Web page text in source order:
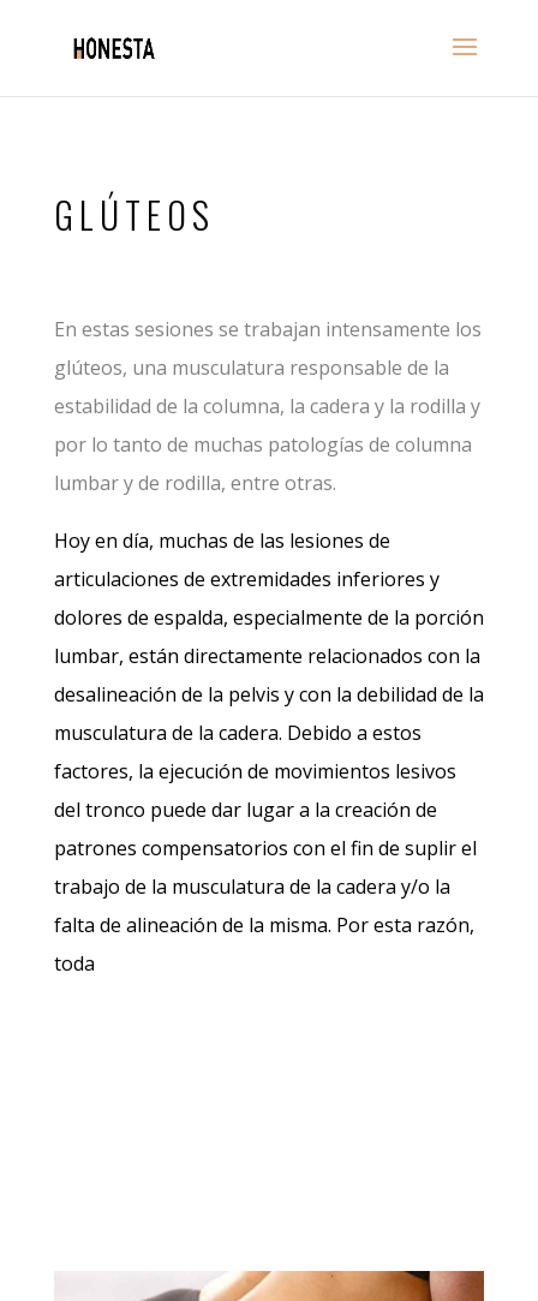
GLÚTEOS
En estas sesiones se trabajan intensamente los
glúteos, una musculatura responsable de la
estabilidad de la columna, la cadera y la rodilla y
por lo tanto de muchas patologías de columna
lumbar y de rodilla, entre otras.
Hoy en día, muchas de las lesiones de
articulaciones de extremidades inferiores y
dolores de espalda, especialmente de la porción
lumbar, están directamente relacionados con la
desalineación de la pelvis y con la debilidad de la
musculatura de la cadera. Debido a estos
factores, la ejecución de movimientos lesivos
del tronco puede dar lugar a la creación de
patrones compensatorios con el fin de suplir el
trabajo de la musculatura de la cadera y/o la
falta de alineación de la misma. Por esta razón,
toda